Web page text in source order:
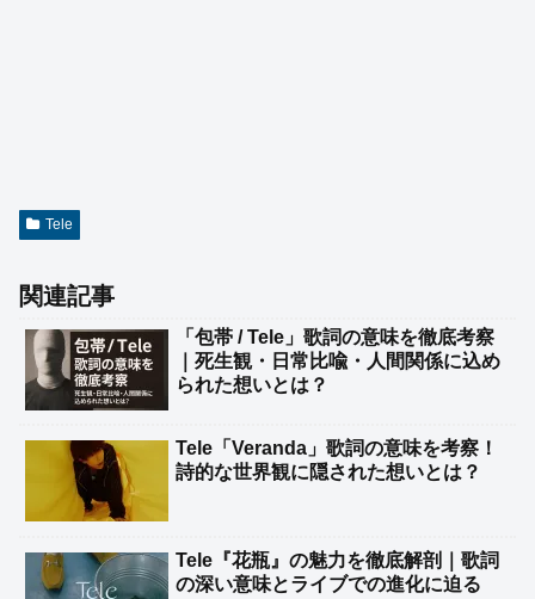
Tele
関連記事
「包帯 / Tele」歌詞の意味を徹底考察
｜死生観・日常比喩・人間関係に込め
られた想いとは？
Tele「Veranda」歌詞の意味を考察！
詩的な世界観に隠された想いとは？
Tele『花瓶』の魅力を徹底解剖｜歌詞
の深い意味とライブでの進化に迫る